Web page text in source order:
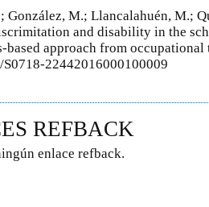
González, M.; Llancalahuén, M.;
and disability in the
based approach from
22442016000100009
REFBACK
enlace refback.